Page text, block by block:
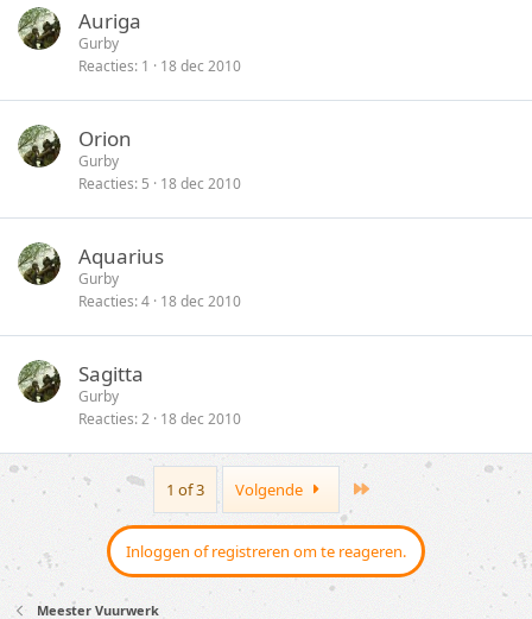
Auriga
Gurby
Reacties 1 18 dec 2010
Orion
Gurby
Reacties 5 18 dec 2010
Aquarius
Gurby
Reacties 4 18 dec 2010
Sagitta
Gurby
Reacties 2 18 dec 2010
1 of 3 Volgende
Inloggen of registreren om te reageren.
Meester Vuurwerk